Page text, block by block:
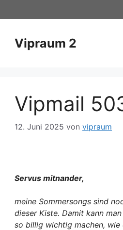
Inhalt
Vipraum 2
Vipmail
12. Juni 2025 von vipraum
Servus mitnander,
meine Sommersongs sind
dieser Kiste. Damit kann
so billig wichtig machen, wie